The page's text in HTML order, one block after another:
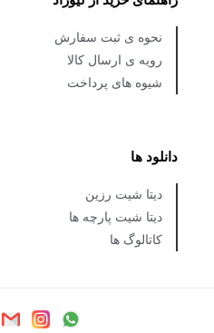
نحوه ی ثبت سفارش
رویه ی ارسال کالا
شیوه های پرداخت
دانلود ها
دیتا شیت رزین
دیتا شیت پارچه ها
کاتالوگ ها